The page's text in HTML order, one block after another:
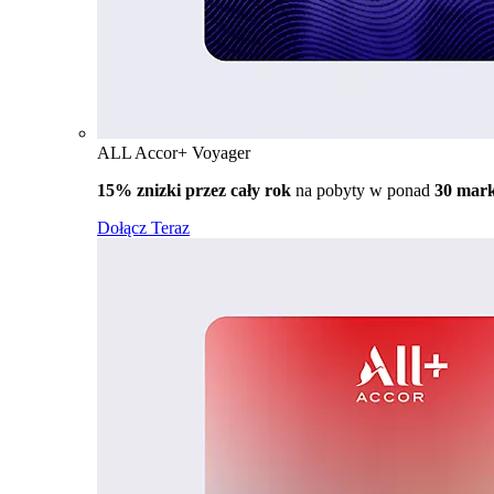
ALL Accor+ Voyager
15% znizki przez cały rok na pobyty w ponad 30
Dołącz Teraz